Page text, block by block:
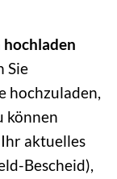
Sie
hochzuladen,
können
aktuelles
Bescheid),